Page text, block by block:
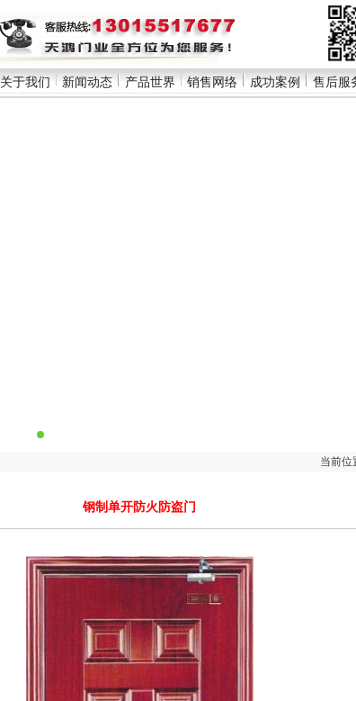
关于我们 新闻动态 产品世界 销售网络 成功案例 售后服
当前位
钢制单开防火防盗门